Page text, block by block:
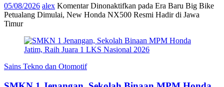
05/08/2026 alex Komentar Dinonaktifkan pada Era Baru Big Bike
Petualang Dimulai, New Honda NX500 Resmi Hadir di Jawa
Timur
Sains Tekno dan Otomotif